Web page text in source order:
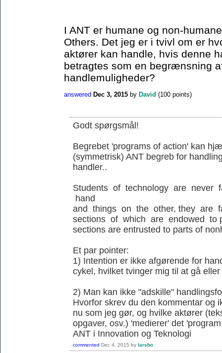
I ANT er humane og non-
Others. Det jeg er i tvivl om er
aktører kan handle, hvis denne
betragtes som en begrænsning
handlemuligheder?
answered Dec 3, 2015 by David (100 points)
Godt spørgsmål!
Begrebet 'programs of action' kan
(symmetrisk) ANT begreb for
handler..
Students of technology are never
hand
and things on the other, they are
sections of which are endowed to
sections are entrusted to parts of
Et par pointer:
1) Intention er ikke afgørende for
cykel, hvilket tvinger mig til at gå
2) Man kan ikke "adskille"
Hvorfor skrev du den kommentar og
nu som jeg gør, og hvilke aktører
opgaver, osv.) 'medierer' det
ANT i Innovation og Teknologi
commented Dec 4, 2015 by larsbo